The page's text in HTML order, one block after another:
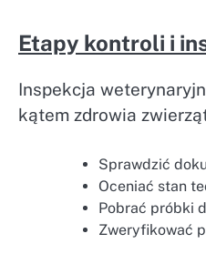
Etapy kontroli i
Inspekcja
kątem zdrowia
Sprawdzić
Oceniać stan
Pobrać próbki
Zweryfikować